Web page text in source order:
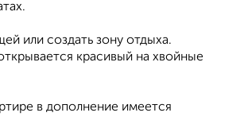
или создать зону отдыха.
красивый на хвойные
в дополнение имеется